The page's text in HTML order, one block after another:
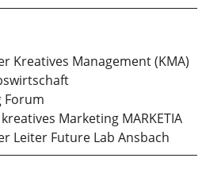
Kreatives Management (KMA)
Forum
Marketing MARKETIA
Leiter Future Lab Ansbach